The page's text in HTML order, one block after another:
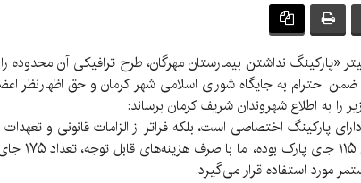
«پارکینگ نداشتن بیمارستان مهرگان، طرح ترافیکی آن
احترام به جایگاه شورای اسلامی شهر کرمان و حق اظهارنظر
به اطلاع شهروندان شریف کرمان برساند:
پارکینگ اختصاصی است، بلکه فراتر از الزامات قانونی و
ضوابط و